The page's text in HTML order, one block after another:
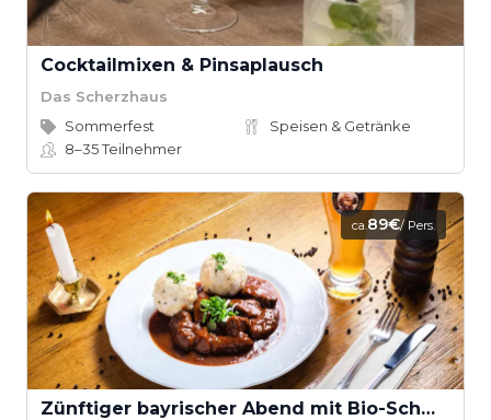
Cocktailmixen & Pinsaplausch
Das Scherzhaus
Sommerfest
Speisen & Getränke
8–35Teilnehmer
ca.89€/ Pers.
Zünftiger bayrischer Abend mit Bio-Schmankerl im Family Style